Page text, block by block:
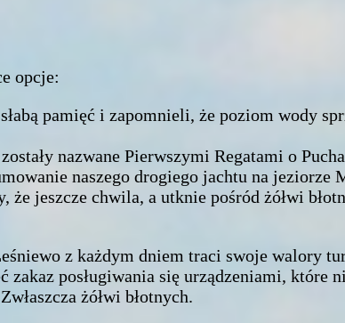
opcje:
pamięć i zapomnieli, że poziom wody
nazwane Pierwszymi Regatami o
naszego drogiego jachtu na
że jeszcze chwila, a utknie pośród żółwi
z każdym dniem traci swoje walory
zakaz posługiwania się urządzeniami,
żółwi błotnych.